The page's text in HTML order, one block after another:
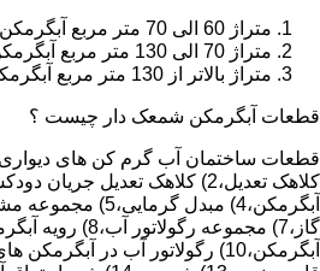
متراژ 60 الی 70 متر مربع آبگرمکن B3112
متراژ 70 الی 130 متر مربع آبگرمکن B3115 یا B3215i
متراژ بالاتر از 130 متر مربع آبگرمکن B3118 یا B3218i
قطعات آبگرمکن شمعک دار چیست ؟